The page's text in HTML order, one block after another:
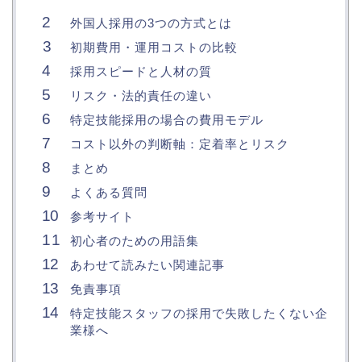
外国人採用の3つの方式とは
初期費用・運用コストの比較
採用スピードと人材の質
リスク・法的責任の違い
特定技能採用の場合の費用モデル
コスト以外の判断軸：定着率とリスク
まとめ
よくある質問
参考サイト
初心者のための用語集
あわせて読みたい関連記事
免責事項
特定技能スタッフの採用で失敗したくない企
業様へ